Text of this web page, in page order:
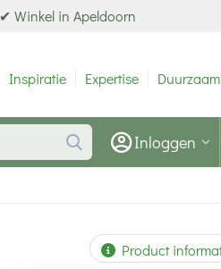
✔ Winkel in Apeldoorn
Inspiratie Expertise
Inloggen
Product